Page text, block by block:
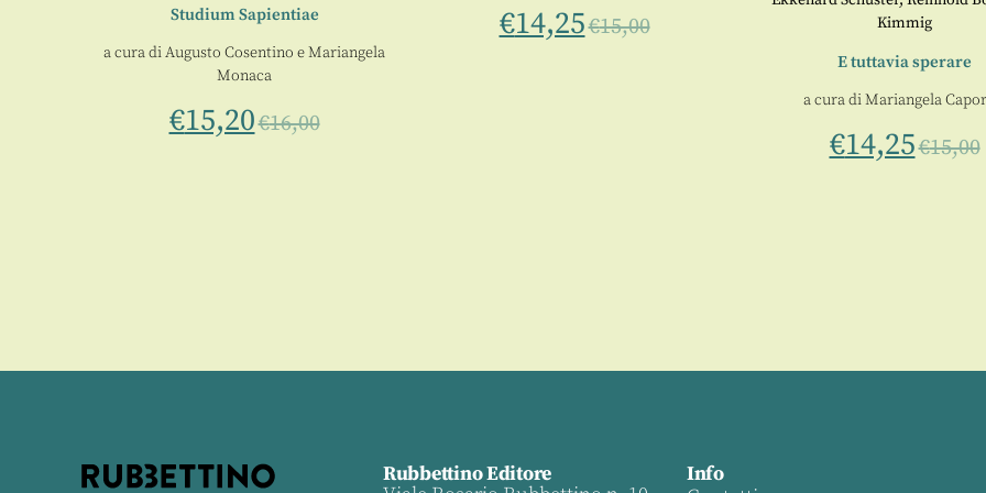
Studium Sapientiae
a cura diAugusto Cosentino eMariangela
Monaca
€15,20€16,00
€14,25€15,00
Kimmig
E tuttavia sperare
a cura diMariangela
€14,25€15,00
Rubbettino Editore
Info